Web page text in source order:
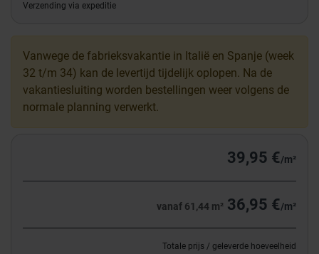
Verzending via expeditie
Vanwege de fabrieksvakantie in Italië en Spanje (week
32 t/m 34) kan de levertijd tijdelijk oplopen. Na de
vakantiesluiting worden bestellingen weer volgens de
normale planning verwerkt.
39,95 €/m²
vanaf 61,44 m² 36,95 €/m²
Totale prijs / geleverde hoeveelheid